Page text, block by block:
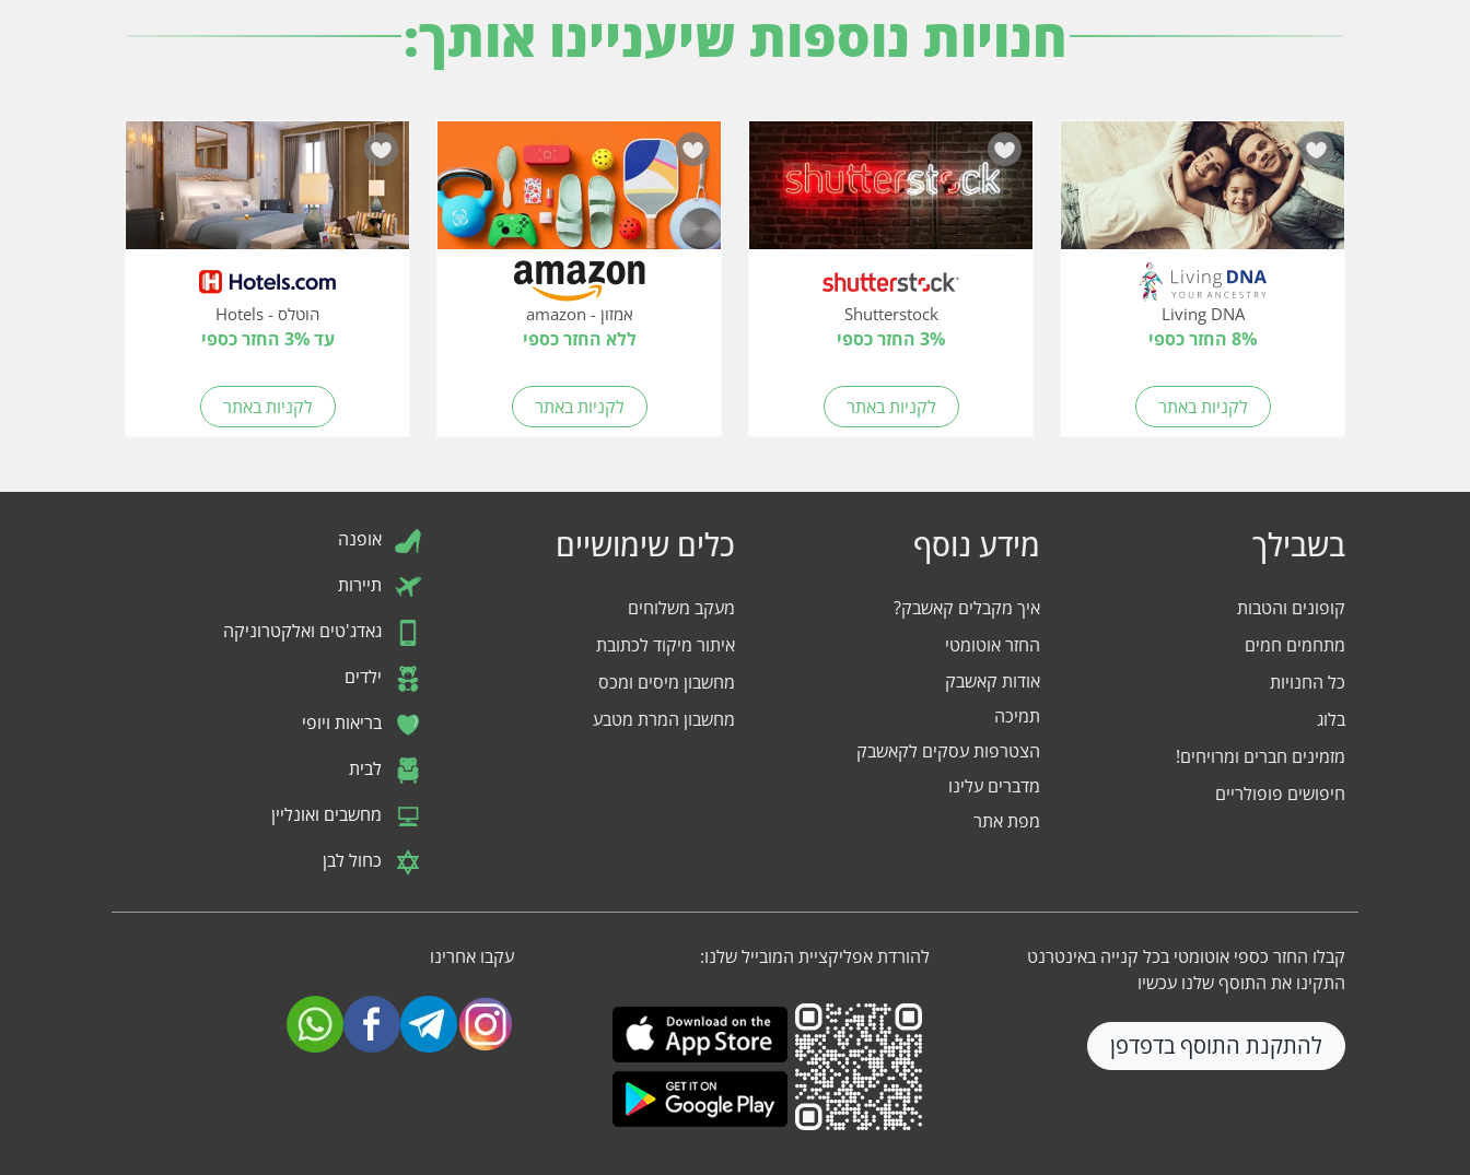
חנויות נוספות שיעניינו אותך:
Living DNA
8% החזר כספי
לקניות באתר
Shutterstock
3% החזר כספי
לקניות באתר
אמזון - amazon
ללא החזר כספי
לקניות באתר
הוטלס - Hotels
עד 3% החזר כספי
לקניות באתר
בשבילך
קופונים והטבות
מתחמים חמים
כל החנויות
בלוג
מזמינים חברים ומרויחים!
חיפושים פופולריים
מידע נוסף
איך מקבלים קאשבק?
החזר אוטומטי
אודות קאשבק
תמיכה
הצטרפות עסקים לקאשבק
מדברים עלינו
מפת אתר
כלים שימושיים
מעקב משלוחים
איתור מיקוד לכתובת
מחשבון מיסים ומכס
מחשבון המרת מטבע
אופנה
תיירות
גאדג'טים ואלקטרוניקה
ילדים
בריאות ויופי
לבית
מחשבים ואונליין
כחול לבן
קבלו החזר כספי אוטומטי בכל קנייה באינטרנט
התקינו את התוסף שלנו עכשיו
להתקנת התוסף בדפדפן
להורדת אפליקציית המובייל שלנו: עקבו אחרינו